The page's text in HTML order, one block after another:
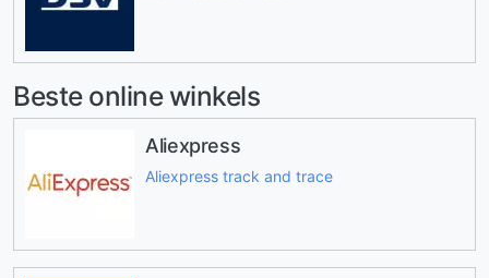
Beste online winkels
Aliexpress
Aliexpress track and trace